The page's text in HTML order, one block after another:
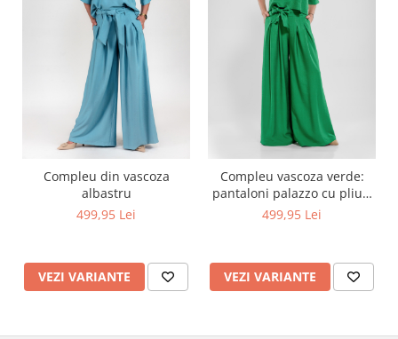
Compleu din vascoza
albastru
499,95 Lei
VEZI VARIANTE
Compleu vascoza verde:
pantaloni palazzo cu pliuri
si bluza asimetrica cu
499,95 Lei
VEZI VARIANTE